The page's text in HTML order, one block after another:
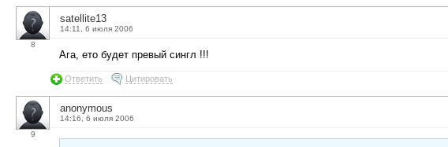
8
satellite13
14:11, 6 июля 2006
Ага, ето будет превый сингл !!!
Ответить Цитировать
9
anonymous
14:16, 6 июля 2006